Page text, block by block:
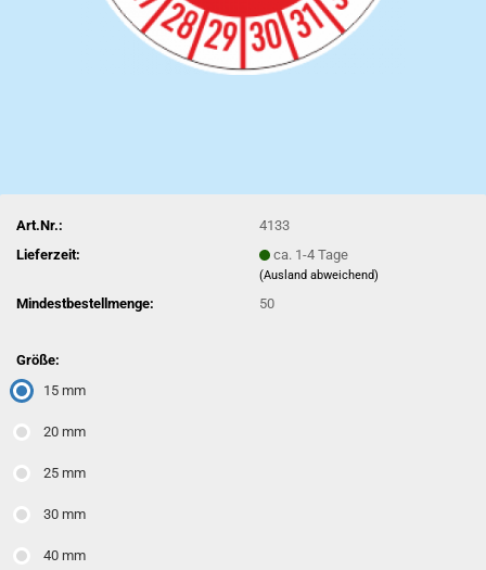
Art.Nr.:
4133
Lieferzeit:
ca. 1-4 Tage
(Ausland abweichend)
Mindestbestellmenge: 50
Größe:
15 mm
20 mm
25 mm
30 mm
40 mm